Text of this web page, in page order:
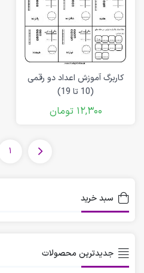
کاربرگ آموزش اعداد دو رقمی
(10 تا 19)
12,300 تومان
1
سبد خرید
جدیدترین محصولات